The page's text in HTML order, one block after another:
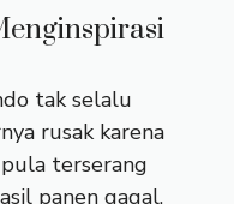
tak selalu
rusak karena
terserang
panen gagal.